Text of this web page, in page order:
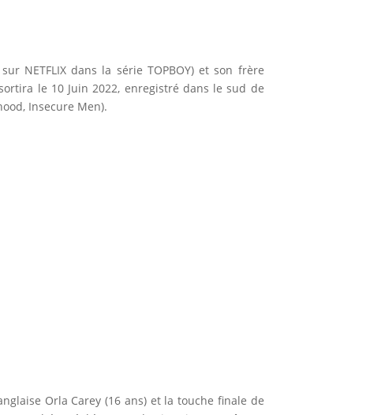
NETFLIX dans la série TOPBOY) et son frère
le 10 Juin 2022, enregistré dans le sud de
Insecure Men).
Orla Carey (16 ans) et la touche finale de